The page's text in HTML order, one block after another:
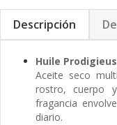
Descripción
Huile
Aceite seco
rostro, cuerpo
fragancia
diario.